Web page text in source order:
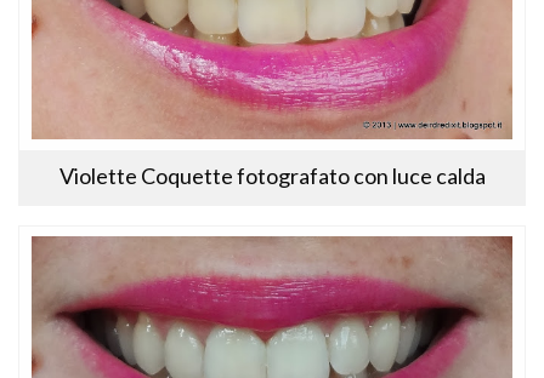
Violette Coquette fotografato con luce calda